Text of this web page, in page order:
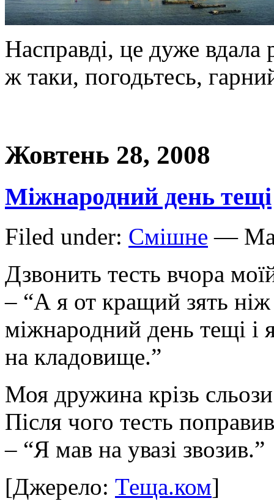
Насправді, це дуже вдала
ж таки, погодьтесь,
Жовтень 28, 2008
Міжнародний день тещі
Filed under: Смішне —
Дзвонить тесть вчора
– “А я от кращий зять
міжнародний день тещі і
на кладовище.”
Моя дружина крізь
Після чого тесть
– “Я мав на увазі звозив.”
[Джерело: Теща.ком]